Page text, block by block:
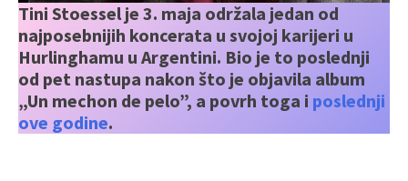
Tini Stoessel je 3. maja održala jedan od
najposebnijih koncerata u svojoj karijeri u
Hurlinghamu u Argentini. Bio je to poslednji
od pet nastupa nakon što je objavila album
„Un mechon de pelo”, a povrh toga i poslednji
ove godine.